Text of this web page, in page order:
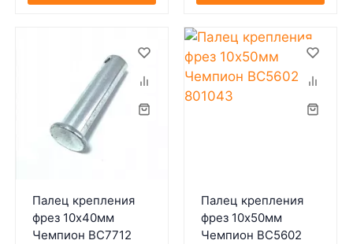
Палец крепления
фрез 10х40мм
Чемпион BC7712
Палец крепления
фрез 10х50мм
Чемпион BC5602